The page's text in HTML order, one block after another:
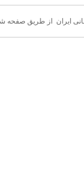
ایران از طریق